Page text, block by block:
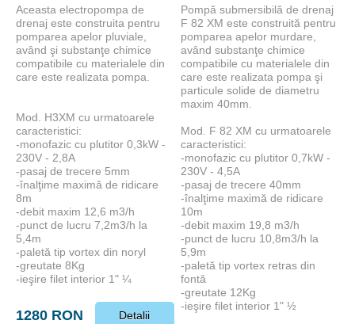
Aceasta electropompa de
drenaj este construita pentru
pomparea apelor pluviale,
având şi substanţe chimice
compatibile cu materialele din
care este realizata pompa.
Mod. H3XM cu urmatoarele
caracteristici:
-monofazic cu plutitor 0,3kW -
230V - 2,8A
-pasaj de trecere 5mm
-înalţime maximă de ridicare
8m
-debit maxim 12,6 m3/h
-punct de lucru 7,2m3/h la
5,4m
-paletă tip vortex din noryl
-greutate 8Kg
-ieşire filet interior 1" ¼
1280 RON Detalii
Pompă submersibilă de drenaj
F 82 XM este construită pentru
pomparea apelor murdare,
având substanţe chimice
compatibile cu materialele din
care este realizata pompa şi
particule solide de diametru
maxim 40mm.
Mod. F 82 XM cu urmatoarele
caracteristici:
-monofazic cu plutitor 0,7kW -
230V - 4,5A
-pasaj de trecere 40mm
-înalţime maximă de ridicare
10m
-debit maxim 19,8 m3/h
-punct de lucru 10,8m3/h la
5,9m
-paletă tip vortex retras din
fontă
-greutate 12Kg
-ieşire filet interior 1" ½